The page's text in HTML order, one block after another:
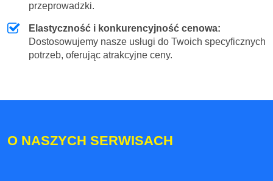
przeprowadzki.
Elastyczność i konkurencyjność cenowa:
Dostosowujemy nasze usługi do Twoich specyficznych
potrzeb, oferując atrakcyjne ceny.
O NASZYCH SERWISACH